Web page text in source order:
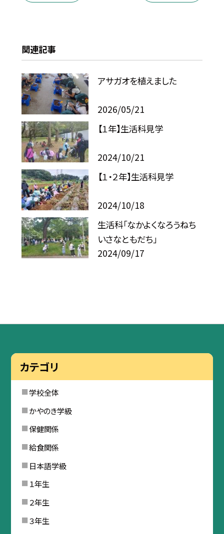
関連記事
アサガオを植えました
2026/05/21
【１年】生活科見学
2024/10/21
【１・２年】生活科見学
2024/10/18
生活科「なかよくなろうねち
いさなともだち」
2024/09/17
カテゴリ
学校全体
かやのき学級
保健関係
給食関係
日本語学級
１年生
２年生
３年生